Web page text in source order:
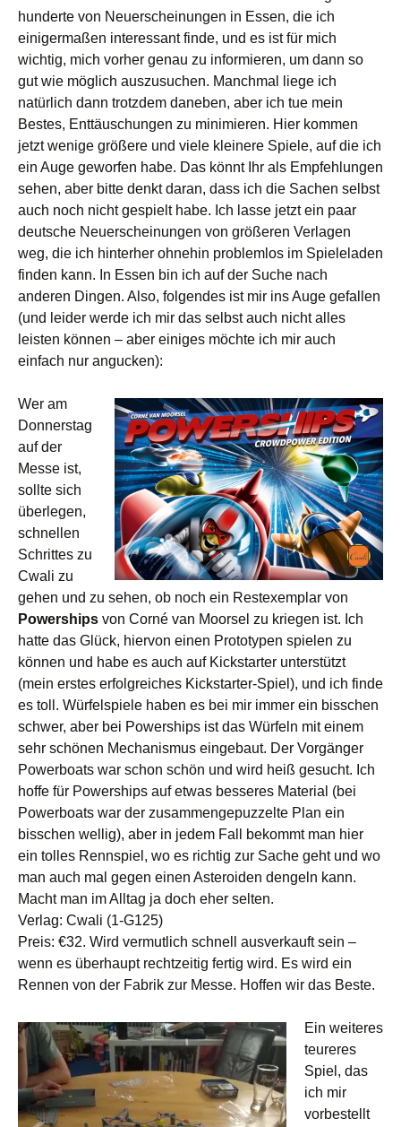
hunderte von Neuerscheinungen in Essen, die ich
einigermaßen interessant finde, und es ist für mich
wichtig, mich vorher genau zu informieren, um dann so
gut wie möglich auszusuchen. Manchmal liege ich
natürlich dann trotzdem daneben, aber ich tue mein
Bestes, Enttäuschungen zu minimieren. Hier kommen
jetzt wenige größere und viele kleinere Spiele, auf die ich
ein Auge geworfen habe. Das könnt Ihr als Empfehlungen
sehen, aber bitte denkt daran, dass ich die Sachen selbst
auch noch nicht gespielt habe. Ich lasse jetzt ein paar
deutsche Neuerscheinungen von größeren Verlagen
weg, die ich hinterher ohnehin problemlos im Spieleladen
finden kann. In Essen bin ich auf der Suche nach
anderen Dingen. Also, folgendes ist mir ins Auge gefallen
(und leider werde ich mir das selbst auch nicht alles
leisten können – aber einiges möchte ich mir auch
einfach nur angucken):
Wer am
Donnerstag
auf der
Messe ist,
sollte sich
überlegen,
schnellen
Schrittes zu
Cwali zu
gehen und zu sehen, ob noch ein Restexemplar von
Powerships von Corné van Moorsel zu kriegen ist. Ich
hatte das Glück, hiervon einen Prototypen spielen zu
können und habe es auch auf Kickstarter unterstützt
(mein erstes erfolgreiches Kickstarter-Spiel), und ich finde
es toll. Würfelspiele haben es bei mir immer ein bisschen
schwer, aber bei Powerships ist das Würfeln mit einem
sehr schönen Mechanismus eingebaut. Der Vorgänger
Powerboats war schon schön und wird heiß gesucht. Ich
hoffe für Powerships auf etwas besseres Material (bei
Powerboats war der zusammengepuzzelte Plan ein
bisschen wellig), aber in jedem Fall bekommt man hier
ein tolles Rennspiel, wo es richtig zur Sache geht und wo
man auch mal gegen einen Asteroiden dengeln kann.
Macht man im Alltag ja doch eher selten.
Verlag: Cwali (1-G125)
Preis: €32. Wird vermutlich schnell ausverkauft sein –
wenn es überhaupt rechtzeitig fertig wird. Es wird ein
Rennen von der Fabrik zur Messe. Hoffen wir das Beste.
Ein weiteres
teureres
Spiel, das
ich mir
vorbestellt